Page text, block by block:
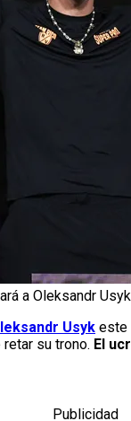
a Oleksandr
Usyk este
su trono. El
Publicidad